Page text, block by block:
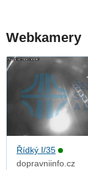
Webkamery
Řídký I/35
dopravniinfo.cz